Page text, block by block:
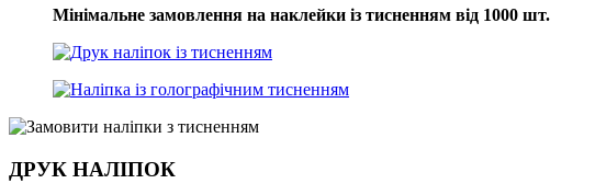
Мінімальне замовлення на наклейки із тисненням від 1000 шт.
ДРУК НАЛІПОК